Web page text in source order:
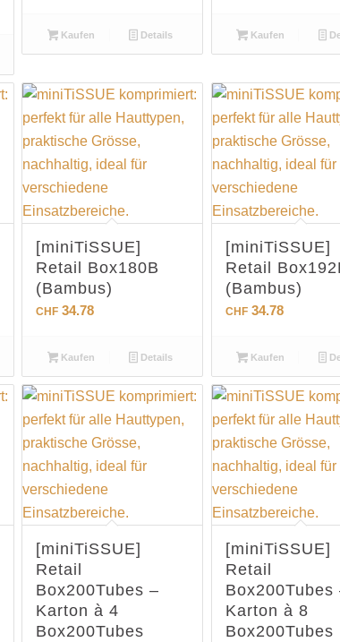
Kaufen Details Kaufen
[miniTiSSUE]
Retail Box180B
(Bambus)
CHF 34.78
Kaufen Details
[miniTiSSUE]
Retail
(Bambus)
CHF34.78
Kaufen
[miniTiSSUE]
Retail
Box200Tubes –
Karton à 4
Box200Tubes
[miniTiSSUE]
Retail
Box200Tubes
Karton à 8
Box200Tubes